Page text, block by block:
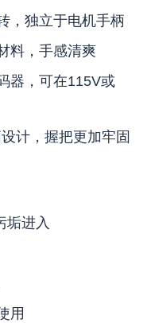
，独立于电机手柄
料，手感清爽
器，可在115V或
计，握把更加牢固
垢进入
用